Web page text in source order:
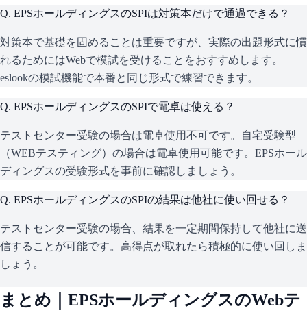
Q. EPSホールディングスのSPIは対策本だけで通過できる？
対策本で基礎を固めることは重要ですが、実際の出題形式に慣
れるためにはWebで模試を受けることをおすすめします。
eslookの模試機能で本番と同じ形式で練習できます。
Q. EPSホールディングスのSPIで電卓は使える？
テストセンター受験の場合は電卓使用不可です。自宅受験型
（WEBテスティング）の場合は電卓使用可能です。EPSホール
ディングスの受験形式を事前に確認しましょう。
Q. EPSホールディングスのSPIの結果は他社に使い回せる？
テストセンター受験の場合、結果を一定期間保持して他社に送
信することが可能です。高得点が取れたら積極的に使い回しま
しょう。
まとめ｜ EPSホールディングスのWebテ